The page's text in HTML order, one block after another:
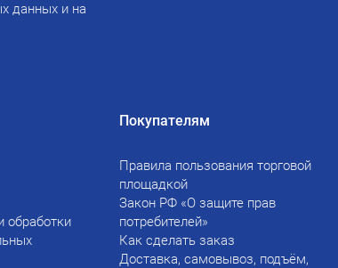
данных и на
обработки
Покупателям
Правила пользования торговой
площадкой
Закон РФ «О защите прав
потребителей»
Как сделать заказ
Доставка, самовывоз, подъём,